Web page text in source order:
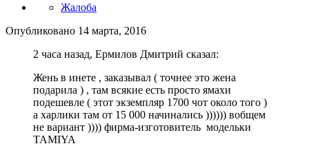
Жалоба
Опубликовано 14 марта, 2016
2 часа назад, Ермилов Дмитрий сказал:
Жень в инете , заказывал ( точнее это жена
подарила ) , там всякие есть просто ямахи
подешевле ( этот экземпляр 1700 чот около того )
а харлики там от 15 000 начинались )))))) вобщем
не вариант )))) фирма-изготовитель модельки
TAMIYA